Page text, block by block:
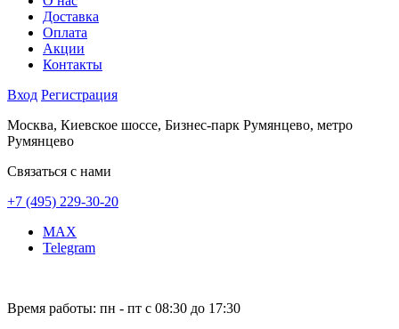
Доставка
Оплата
Акции
Контакты
Вход Регистрация
Москва, Киевское шоссе, Бизнес-парк Румянцево, метро
Румянцево
Связаться с нами
+7 (495) 229-30-20
MAX
Telegram
Время работы: пн - пт с 08:30 до 17:30